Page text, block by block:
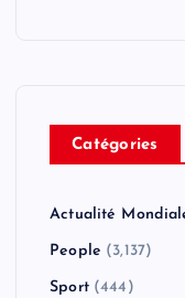
Catégories
Actualité
People (3,137)
Sport(444)